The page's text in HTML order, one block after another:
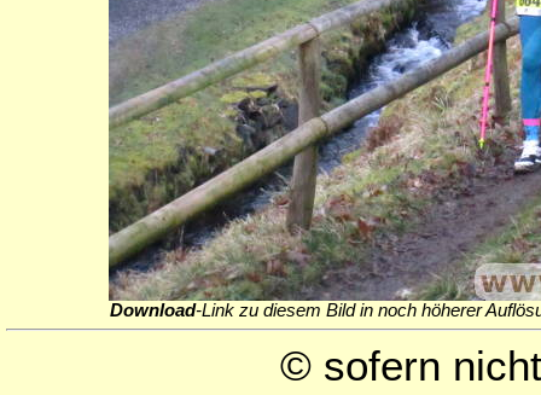
Download-Link zu diesem Bild in noch höherer
© sofern